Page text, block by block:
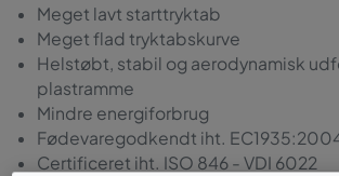
Meget lavt starttryktab
Meget flad tryktabskurve
Helstøbt, stabil og aerodynamisk
plastramme
Mindre energiforbrug
Fødevaregodkendt iht.
Certificeret iht. ISO 846 - VDI 6022